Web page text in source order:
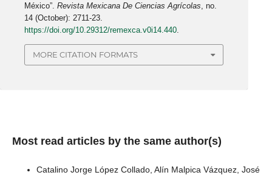
México”.Revista Mexicana De Ciencias Agrícolas , no.
14 (October): 2711-23.
https://doi.org/10.29312/remexca.v0i14.440
MORE CITATION FORMATS
Most read articles by the same author(s)
Catalino Jorge López Collado, Alín Malpica Vázquez, José